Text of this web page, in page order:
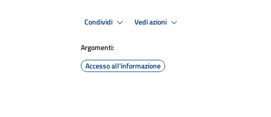
Condividi Vedi azioni
Argomenti:
Accesso all'informazione